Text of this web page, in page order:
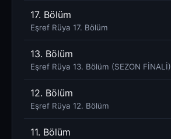
17. Bölüm
Eşref Rüya 17. Bölüm
13. Bölüm
Eşref Rüya 13. Bölüm (SEZON FİNALİ)
12. Bölüm
Eşref Rüya 12. Bölüm
11. Bölüm